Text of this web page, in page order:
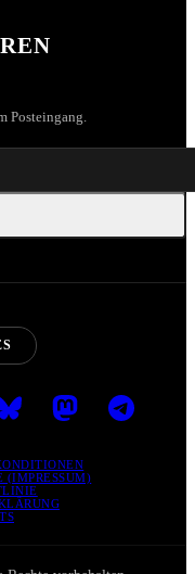
Posteingang.
(IMPRESSUM)